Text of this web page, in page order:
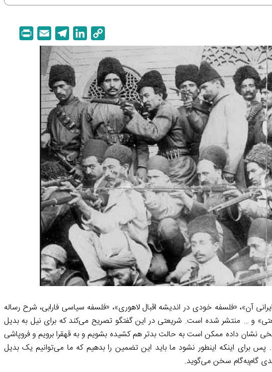
o
y
L
i
n
k
i
n
k
e
d
I
n
e
l
e
g
r
a
m
آن»، «فلسفه خودی در اندیشه اقبال لاهوری»، «فلسفه سیاسی فارابی، شرح رساله
و … منتشر شده است. شریعتی در این گفتگو تصریح می‌کند که برای نیل به بدیل
نشان داده ممکن است به حالت بدتر هم کشیده بشویم و به قهقرا برویم و فروپاشی
برای اینکه اینطور نشود ما باید این تضمین را بدهیم که ما می‌توانیم یک بدیل
گام‌به‌گام سخن می‌گوید.